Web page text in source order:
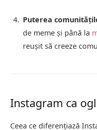
Puterea
de meme și până la
reușit să creeze
Instagram ca
Ceea ce diferențiază